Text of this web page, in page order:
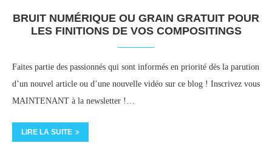
BRUIT NUMÉRIQUE OU GRAIN GRATUIT POUR
LES FINITIONS DE VOS COMPOSITINGS
Faites partie des passionnés qui sont informés en priorité dès la parution
d’un nouvel article ou d’une nouvelle vidéo sur ce blog ! Inscrivez vous
MAINTENANT à la newsletter !…
LIRE LA SUITE